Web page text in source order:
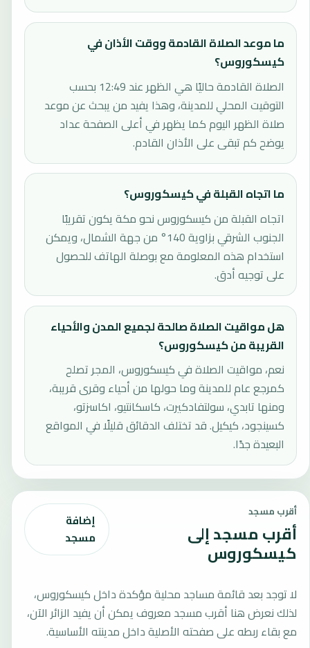
ما موعد الصلاة القادمة ووقت الأذان في
كيسكوروس؟
الصلاة القادمة حاليًا هي الظهر عند 12:49 بحسب
التوقيت المحلي للمدينة، وهذا يفيد من يبحث عن موعد
صلاة الظهر اليوم كما يظهر في أعلى الصفحة عداد
يوضح كم تبقى على الأذان القادم.
ما اتجاه القبلة في كيسكوروس؟
اتجاه القبلة من كيسكوروس نحو مكة يكون تقريبًا
الجنوب الشرقي بزاوية 140° من جهة الشمال، ويمكن
استخدام هذه المعلومة مع بوصلة الهاتف للحصول
على توجيه أدق.
هل مواقيت الصلاة صالحة لجميع المدن والأحياء
القريبة من كيسكوروس؟
نعم، مواقيت الصلاة في كيسكوروس، المجر تصلح
كمرجع عام للمدينة وما حولها من أحياء وقرى قريبة،
ومنها تابدي، سولتفادكيرت، كاسكانتيو، اكاسزتو،
كسينجود، كيكيل. قد تختلف الدقائق قليلًا في المواقع
البعيدة جدًا.
أقرب مسجد
أقرب مسجد إلى
كيسكوروس
إضافة
مسجد
لا توجد بعد قائمة مساجد محلية مؤكدة داخل كيسكوروس،
لذلك نعرض هنا أقرب مسجد معروف يمكن أن يفيد الزائر الآن،
مع بقاء ربطه على صفحته الأصلية داخل مدينته الأساسية.